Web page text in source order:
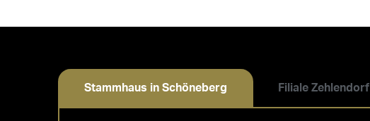
Stammhaus in Schöneberg Filiale Zehlendorf